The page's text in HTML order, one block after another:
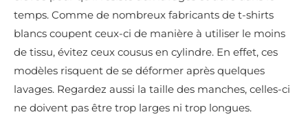
temps. Comme de nombreux fabricants de t-shirts
blancs coupent ceux-ci de manière à utiliser le moins
de tissu, évitez ceux cousus en cylindre. En effet, ces
modèles risquent de se déformer après quelques
lavages. Regardez aussi la taille des manches, celles-ci
ne doivent pas être trop larges ni trop longues.